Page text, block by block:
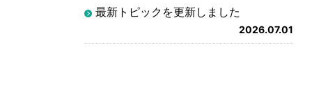
最新トピックを更新しました
2026.07.01